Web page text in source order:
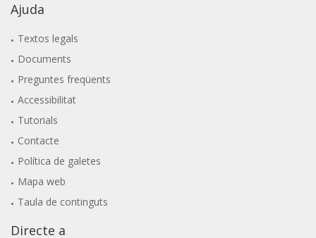
Ajuda
Textos legals
Documents
Preguntes freqüents
Accessibilitat
Tutorials
Contacte
Política de galetes
Mapa web
Taula de continguts
Directe a